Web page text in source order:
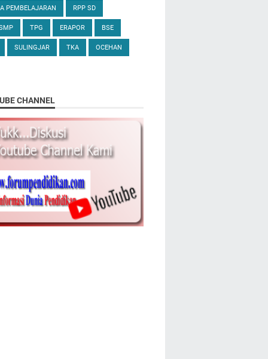
PEMBELAJARAN RPP SD
TPG ERAPOR BSE
SULINGJAR TKA OCEHAN
CHANNEL